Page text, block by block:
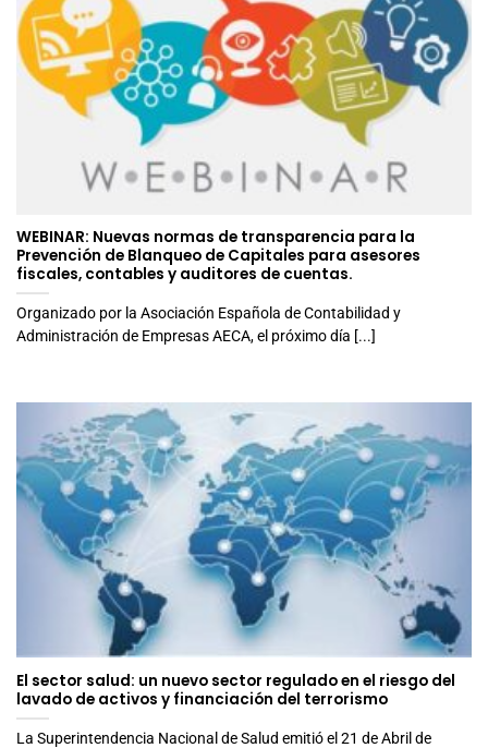
WEBINAR: Nuevas normas de transparencia para la
Prevención de Blanqueo de Capitales para asesores
fiscales, contables y auditores de cuentas.
Organizado por la Asociación Española de Contabilidad y
Administración de Empresas AECA, el próximo día [...]
El sector salud: un nuevo sector regulado en el riesgo del
lavado de activos y financiación del terrorismo
La Superintendencia Nacional de Salud emitió el 21 de Abril de